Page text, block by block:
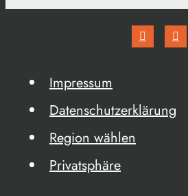
Impressum
Datenschutzerklärung
Region wählen
Privatsphäre